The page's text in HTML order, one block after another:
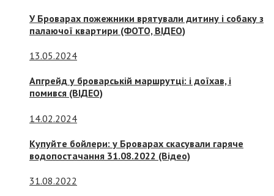
У Броварах пожежники врятували дитину і собаку з
палаючої квартири (ФОТО, ВІДЕО)
13.05.2024
Апгрейд у броварській маршрутці: і доїхав, і
помився (ВІДЕО)
14.02.2024
Купуйте бойлери: у Броварах скасували гаряче
водопостачання 31.08.2022 (Відео)
31.08.2022